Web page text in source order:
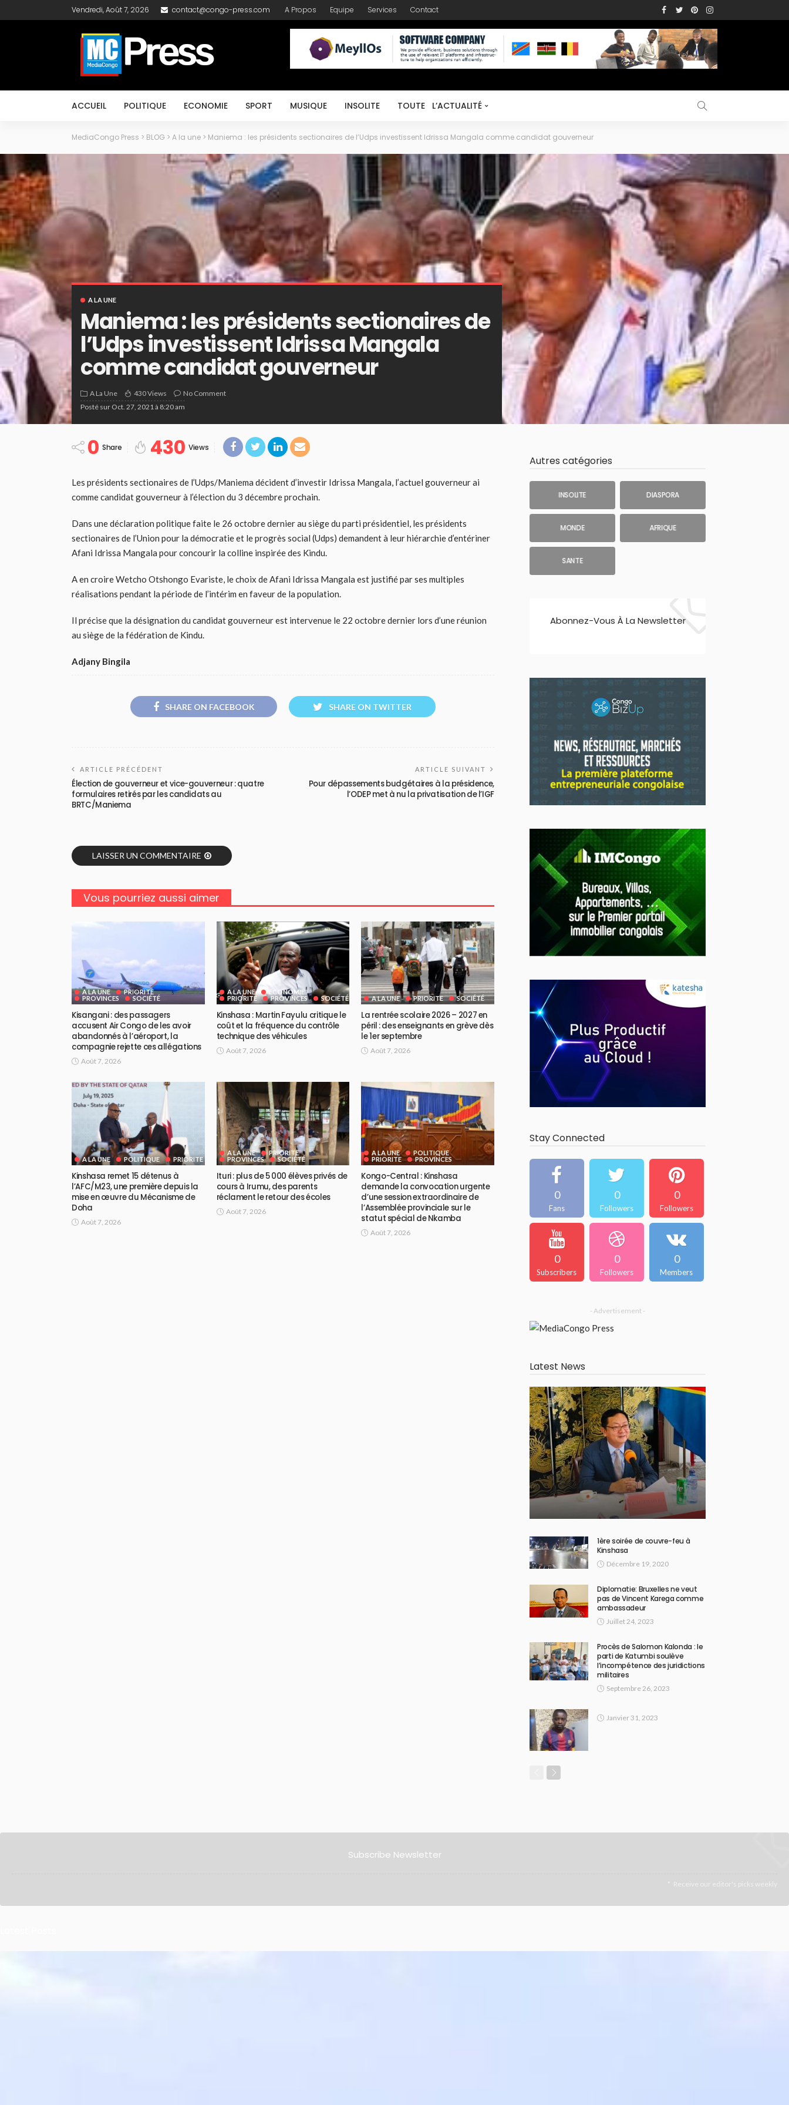
Vendredi, Août 7, 2026 contact@congo-press.com A Propos Equipe Services Contact
ACCUEIL POLITIQUE ECONOMIE SPORT MUSIQUE INSOLITE TOUTE L’ACTUALITÉ
MediaCongo Press > BLOG > A la une > Maniema : les présidents sectionaires de l’Udps investissent Idrissa Mangala comme candidat gouverneur
A LA UNE
Maniema : les présidents sectionaires de
l’Udps investissent Idrissa Mangala
comme candidat gouverneur
A La Une 430 Views
No Comment
Posté sur Oct. 27, 2021 à 8:20 am
0 Share 430 Views
Les présidents sectionaires de l’Udps/Maniema décident d’investir Idrissa Mangala, l’actuel gouverneur ai
comme candidat gouverneur à l’élection du 3 décembre prochain.
Dans une déclaration politique faite le 26 octobre dernier au siège du parti présidentiel, les présidents
sectionaires de l’Union pour la démocratie et le progrès social (Udps) demandent à leur hiérarchie d’entériner
Afani Idrissa Mangala pour concourir la colline inspirée des Kindu.
A en croire Wetcho Otshongo Evariste, le choix de Afani Idrissa Mangala est justifié par ses multiples
réalisations pendant la période de l’intérim en faveur de la population.
Il précise que la désignation du candidat gouverneur est intervenue le 22 octobre dernier lors d’une réunion
au siège de la fédération de Kindu.
Adjany Bingila
SHARE ON FACEBOOK SHARE ON TWITTER
ARTICLE PRÉCÉDENT
Élection de gouverneur et vice-gouverneur : quatre
formulaires retirés par les candidats au
BRTC/Maniema
ARTICLE SUIVANT
Pour dépassements budgétaires à la présidence,
l’ODEP met à nu la privatisation de l’IGF
LAISSER UN COMMENTAIRE
Vous pourriez aussi aimer
A LA UNE
PRIORITE
PROVINCES
SOCIÉTÉ
Kisangani : des passagers
accusent Air Congo de les avoir
abandonnés à l’aéroport, la
compagnie rejette ces allégations
Août 7, 2026
A LA UNE
ECONOMIE
PRIORITE
PROVINCES SOCIÉTÉ
Kinshasa : Martin Fayulu critique le
coût et la fréquence du contrôle
technique des véhicules
Août 7, 2026
A LA UNE PRIORITE SOCIÉTÉ
La rentrée scolaire 2026 – 2027 en
péril : des enseignants en grève dès
le 1er septembre
Août 7, 2026
A LA UNE POLITIQUE PRIORITE
Kinshasa remet 15 détenus à
l’AFC/M23, une première depuis la
mise en œuvre du Mécanisme de
Doha
Août 7, 2026
A LA UNE
PRIORITE
PROVINCES
SOCIÉTÉ
Ituri : plus de 5 000 élèves privés de
cours à Irumu, des parents
réclament le retour des écoles
Août 7, 2026
A LA UNE
POLITIQUE
PRIORITE
PROVINCES
Kongo-Central : Kinshasa
demande la convocation urgente
d’une session extraordinaire de
l’Assemblée provinciale sur le
statut spécial de Nkamba
Août 7, 2026
Autres catégories
INSOLITE DIASPORA
MONDE AFRIQUE
SANTE
Abonnez-Vous À La Newsletter
Stay Connected
0
Fans
0
Followers
0
Followers
0
Subscribers
0
Followers
0
Members
- Advertisement -
Latest News
1ère soirée de couvre-feu à
Kinshasa
Décembre 19, 2020
Diplomatie: Bruxelles ne veut
pas de Vincent Karega comme
ambassadeur
Juillet 24, 2023
Procès de Salomon Kalonda : le
parti de Katumbi soulève
l’incompétence des juridictions
militaires
Septembre 26, 2023
Janvier 31, 2023
Subscribe Newsletter
Receive our editor's picks weekly